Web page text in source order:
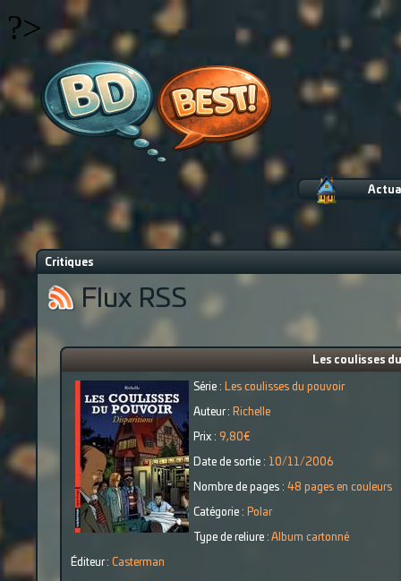
?>
Critiques
Flux RSS
Les coulisses
Série : Les coulisses du pouvoir
Auteur : Richelle
Prix : 9,80€
Date de sortie : 10/11/2006
Nombre de pages : 48 pages en couleurs
Catégorie : Polar
Type de reliure : Album cartonné
Éditeur : Casterman